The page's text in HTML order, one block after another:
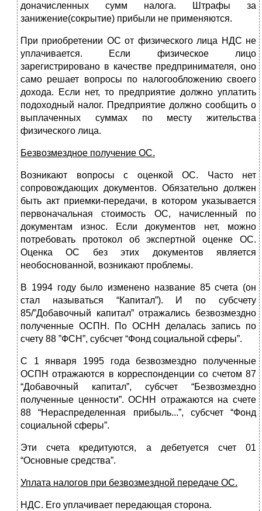
доначисленных сумм налога. Штрафы за
занижение(сокрытие) прибыли не применяются.
При приобретении ОС от физического лица НДС не
уплачивается. Если физическое лицо
зарегистрировано в качестве предпринимателя, оно
само решает вопросы по налогообложению своего
дохода. Если нет, то предприятие должно уплатить
подоходный налог. Предприятие должно сообщить о
выплаченных суммах по месту жительства
физического лица.
Безвозмездное получение ОС.
Возникают вопросы с оценкой ОС. Часто нет
сопровождающих документов. Обязательно должен
быть акт приемки-передачи, в котором указывается
первоначальная стоимость ОС, начисленный по
документам износ. Если документов нет, можно
потребовать протокол об экспертной оценке ОС.
Оценка ОС без этих документов является
необоснованной, возникают проблемы.
В 1994 году было изменено название 85 счета (он
стал называться “Капитал”). И по субсчету
85/”Добавочный капитал” отражались безвозмездно
полученные ОСПН. По ОСНН делалась запись по
счету 88 ”ФСН”, субсчет “Фонд социальной сферы”.
С 1 января 1995 года безвозмездно полученные
ОСПН отражаются в корреспонденции со счетом 87
“Добавочный капитал”, субсчет “Безвозмездно
полученные ценности”. ОСНН отражаются на счете
88 “Нераспределенная прибыль...”, субсчет “Фонд
социальной сферы”.
Эти счета кредитуются, а дебетуется счет 01
“Основные средства”.
Уплата налогов при безвозмездной передаче ОС.
НДС. Его уплачивает передающая сторона.